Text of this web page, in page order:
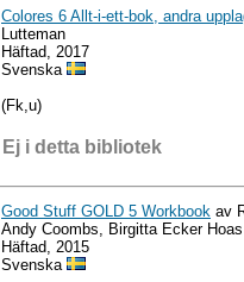
Colores 6 Allt-i-ett-bok, andra
Lutteman
Häftad, 2017
Svenska
(Fk,u)
Ej i detta bibliotek
Good Stuff GOLD 5 Workbook av
Andy Coombs, Birgitta Ecker Hoas
Häftad, 2015
Svenska